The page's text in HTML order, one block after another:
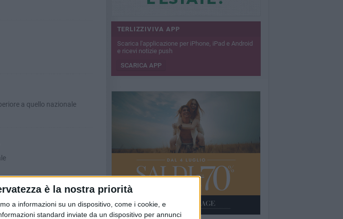
è la nostra priorità
a informazioni su un dispositivo, come i cookie, e
standard inviate da un dispositivo per annunci
a quello nazionale
TERLIZZIVIVA APP
Scarica l'applicazione per iPhone, iPad e Android
e ricevi notizie push
SCARICA APP